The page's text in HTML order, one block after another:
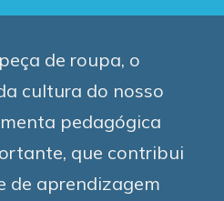
de roupa, o
cultura do nosso
pedagógica
que contribui
de aprendizagem